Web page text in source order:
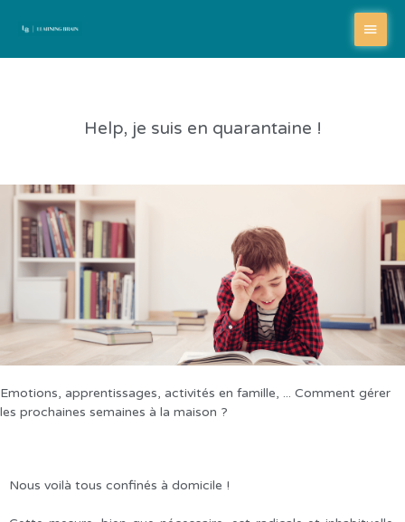
Menu
Help, je suis en quarantaine !
Emotions, apprentissages, activités en famille, ... Comment gérer
les prochaines semaines à la maison ?
Nous voilà tous confinés à domicile !